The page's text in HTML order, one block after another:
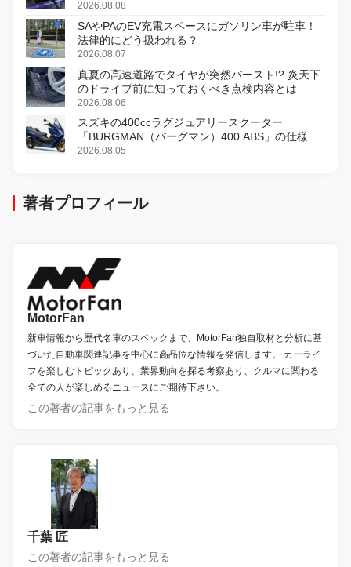
2026.08.08
SAやPAのEV充電スペースにガソリン車が駐車！
法律的にどう扱われる？
2026.08.07
真夏の高速道路でタイヤが突然バースト!? 炎天下
のドライブ前に知っておくべき点検内容とは
2026.08.06
スズキの400ccラグジュアリースクーター
「BURGMAN（バーグマン）400 ABS」の仕様を
変更し、8月18日に発売
2026.08.05
著者プロフィール
MotorFan
新車情報から歴代名車のスペックまで、MotorFan独自取材と分析に基
づいた自動車関連記事を中心に高品位な情報を発信します。 カーライ
フを楽しむトピックあり、業界動向を探る考察あり、クルマに関わる
全ての人が楽しめるニュースにご期待下さい。
この著者の記事をもっと見る
千葉 匠
この著者の記事をもっと見る